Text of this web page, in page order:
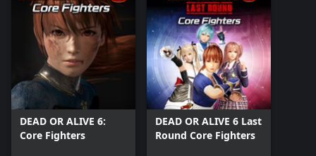
DEAD OR ALIVE 6:
Core Fighters
DEAD OR ALIVE 6 Last
Round Core Fighters